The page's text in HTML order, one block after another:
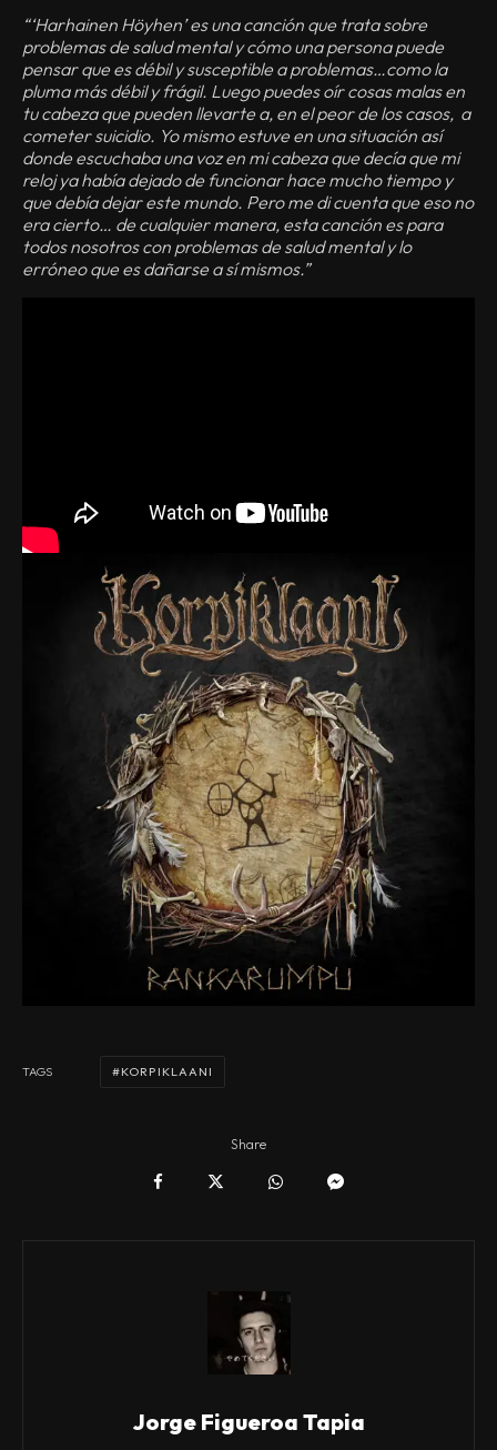
“‘Harhainen Höyhen’ es una canción que trata sobre
problemas de salud mental y cómo una persona puede
pensar que es débil y susceptible a problemas…como la
pluma más débil y frágil. Luego puedes oír cosas malas en
tu cabeza que pueden llevarte a, en el peor de los casos, a
cometer suicidio. Yo mismo estuve en una situación así
donde escuchaba una voz en mi cabeza que decía que mi
reloj ya había dejado de funcionar hace mucho tiempo y
que debía dejar este mundo. Pero me di cuenta que eso no
era cierto… de cualquier manera, esta canción es para
todos nosotros con problemas de salud mental y lo
erróneo que es dañarse a sí mismos.”
TAGS KORPIKLAANI
Share
Jorge Figueroa Tapia